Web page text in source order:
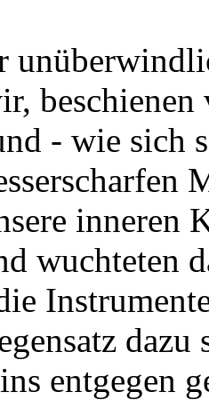
- wie sich
inneren
wuchteten
entgegen